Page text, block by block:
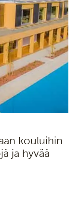
kouluihin
ja hyvää